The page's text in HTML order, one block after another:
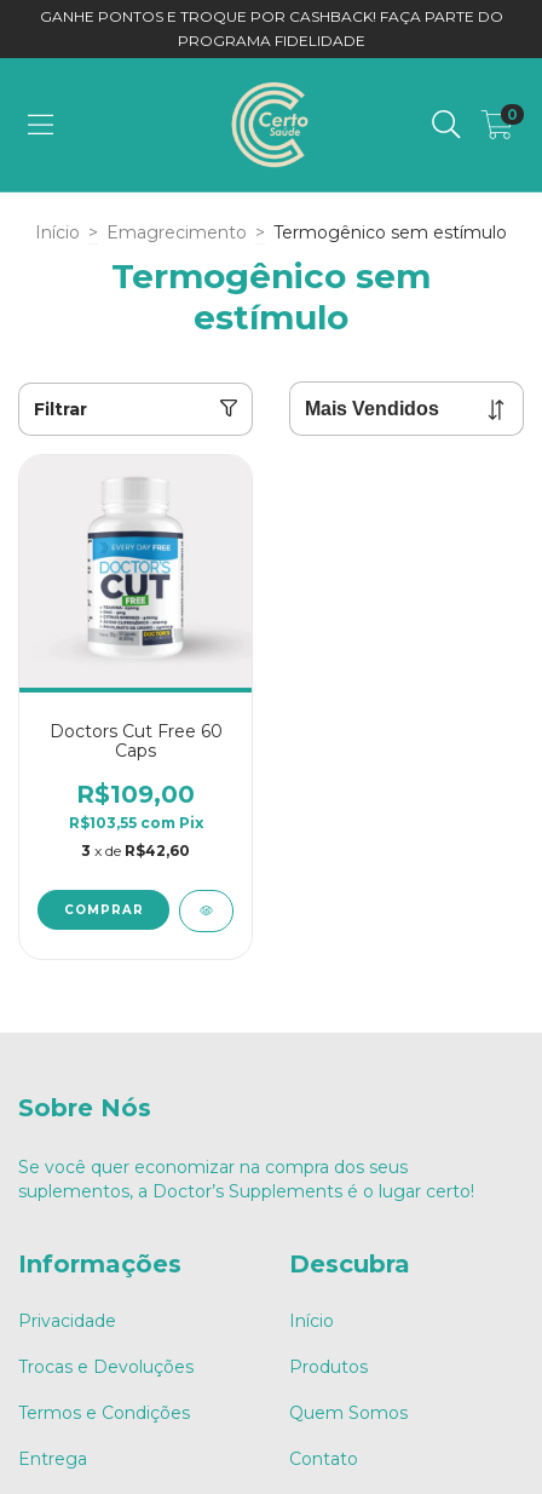
GANHE PONTOS E TROQUE POR CASHBACK! FAÇA PARTE DO
PROGRAMA FIDELIDADE
0
Início > Emagrecimento > Termogênico sem estímulo
Termogênico sem
estímulo
Filtrar
Doctors Cut Free 60
Caps
R$109,00
R$103,55 com Pix
3 x de R$42,60
Sobre Nós
Se você quer economizar na compra dos seus
suplementos, a Doctor’s Supplements é o lugar certo!
Informações
Privacidade
Trocas e Devoluções
Termos e Condições
Entrega
Descubra
Início
Produtos
Quem Somos
Contato